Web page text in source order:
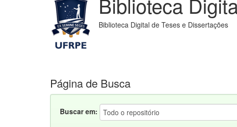
Biblioteca Digital de Teses e Dissertações
Página de Busca
Buscar em: